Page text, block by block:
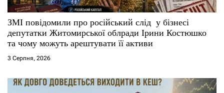
с
і
в
ЗМІ повідомили про російський слід у бізнесі
депутатки Житомирської облради Ірини Костюшко
та чому можуть арештувати її активи
3 Серпня, 2026